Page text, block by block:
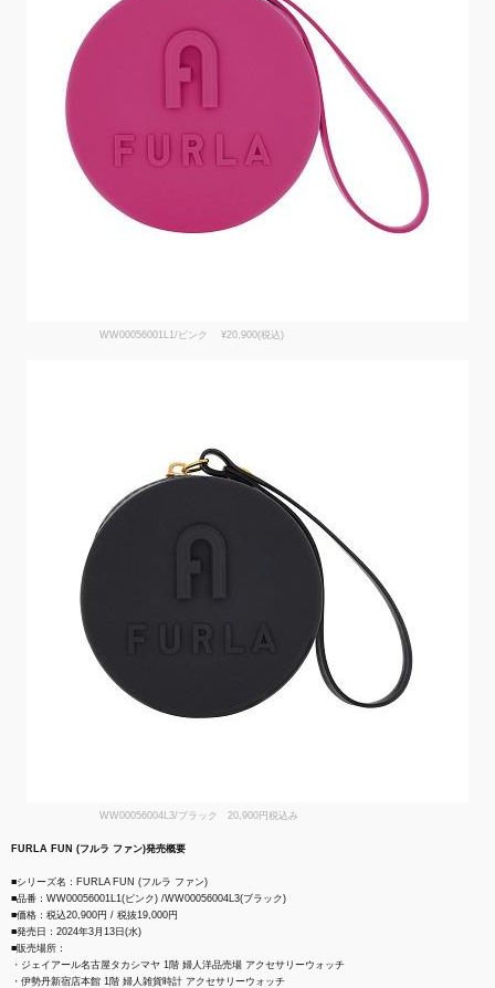
WW00056001L1/ピンク ¥20,900(税込)
WW00056004L3/ブラック 20,900円税込み
FURLA FUN (フルラ ファン)発売概要
■シリーズ名：FURLA FUN (フルラ ファン)
■品番：WW00056001L1(ピンク) /WW00056004L3​(ブラック)
■価格：税込20,900円 / 税抜19,000円
■発売日：2024年3月13日(水)
■販売場所：
・ジェイアール名古屋タカシマヤ 1階 婦人洋品売場 アクセサリーウォッチ
・伊勢丹新宿店本館 1階 婦人雑貨時計 アクセサリーウォッチ